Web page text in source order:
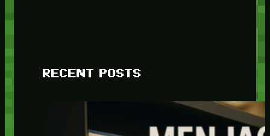
RECENT POSTS